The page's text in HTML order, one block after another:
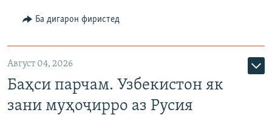
Ба дигарон фиристед
Август 04, 2026
Баҳси парчам. Узбекистон як
зани муҳоҷирро аз Русия